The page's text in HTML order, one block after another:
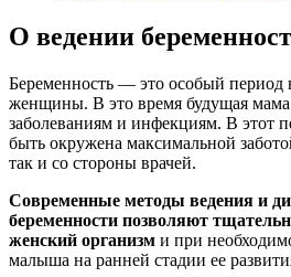
О ведении
Беременность — это особый период
женщины. В это время будущая мама
заболеваниям и инфекциям. В этот
быть окружена максимальной
так и со стороны врачей.
Современные методы ведения и
беременности позволяют
женский организм и при
малыша на ранней стадии ее